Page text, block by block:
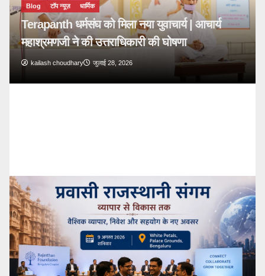
Blog टॉप न्यूज़ धार्मिक
Terapanth धर्मसंघ को मिला नया युवाचार्य | आचार्य
महाश्रमणजी ने की उत्तराधिकारी की घोषणा
kailash choudhary जुलाई 28, 2026